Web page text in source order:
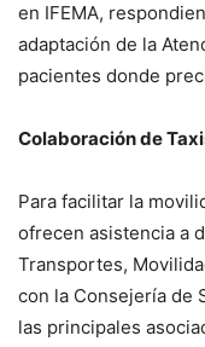
en IFEMA,
adaptación de la
pacientes donde
Colaboración de
Para facilitar la
ofrecen asistencia a
Transportes,
con la Consejería de
las principales